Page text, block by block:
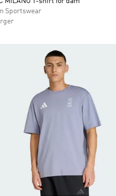
Sportswear
på önskelistan